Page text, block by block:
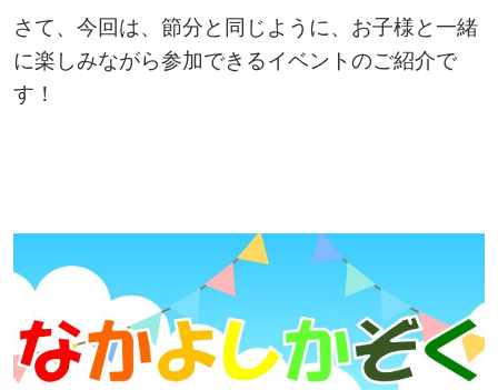
さて、今回は、節分と同じように、お子様と一緒
に楽しみながら参加できるイベントのご紹介で
す！